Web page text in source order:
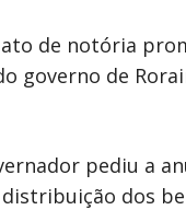
de notória
governo de
pediu a
dos